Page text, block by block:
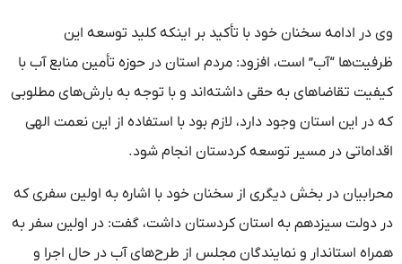
وی در ادامه سخنان خود با تأکید بر اینکه کلید توسعه این
ظرفیت‌ها “آب” است، افزود: مردم استان در حوزه تأمین منابع آب با
کیفیت تقاضا‌های به حقی داشته‌اند و با توجه به بارش‌های مطلوبی
که در این استان وجود دارد، لازم بود با استفاده از این نعمت الهی
اقداماتی در مسیر توسعه کردستان انجام شود.
محرابیان در بخش دیگری از سخنان خود با اشاره به اولین سفری که
در دولت سیزدهم به استان کردستان داشت، گفت: در اولین سفر به
همراه استاندار و نمایندگان مجلس از طرح‌های آب در حال اجرا و